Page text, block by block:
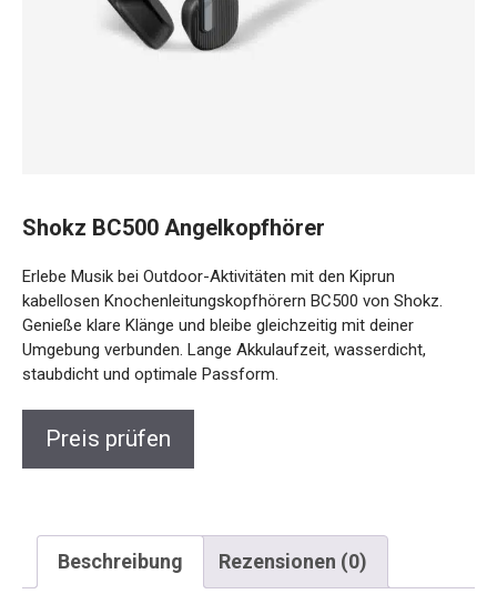
kabellosen Knochenleitungskopfhörern BC500 von Shokz.
Genieße klare Klänge und bleibe gleichzeitig mit deiner
Umgebung verbunden. Lange Akkulaufzeit, wasserdicht,
staubdicht und optimale Passform.
Beschreibung Rezensionen (0)